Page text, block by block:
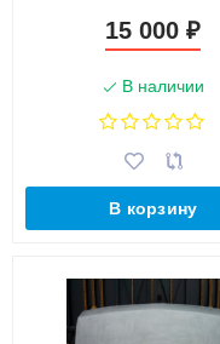
15 000₽
В наличии
В корзину